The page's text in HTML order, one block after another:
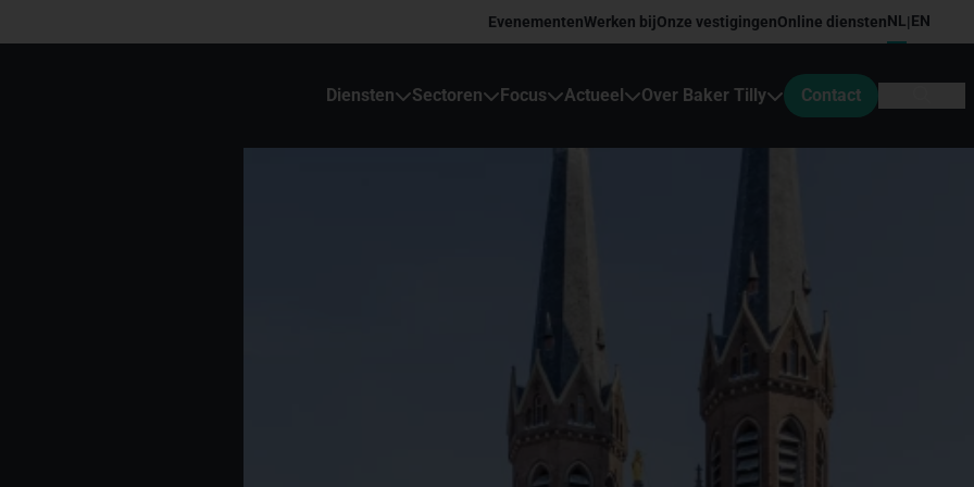
EvenementenWerken bijOnze vestigingenOnline dienstenNL|EN
Diensten Sectoren Focus Actueel Over Baker Tilly Contact